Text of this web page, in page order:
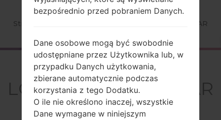
Strona startowa LGH440AR
Firmware
LGH440AR(LGH440AR
) akaLG Spirit LTE
bezpośrednio przed pobraniem Danych.
Dane osobowe mogą być swobodnie
udostępniane przez Użytkownika lub, w
przypadku Danych użytkowania,
zbierane automatycznie podczas
korzystania z tego Dodatku.
O ile nie określono inaczej, wszystkie
Dane wymagane w niniejszym